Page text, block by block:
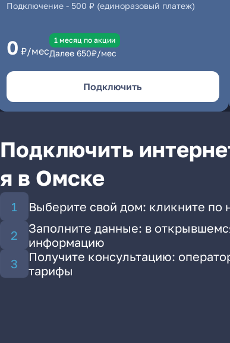
Подключение- 500 ₽ (единоразовый платеж)
0 ₽/мес
1 месяц по акции
Далее 650₽/мес
Подключить
Подключить
я в Омске
Выберите свой дом: кликните по
Заполните данные: в
информацию
Получите консультацию:
тарифы